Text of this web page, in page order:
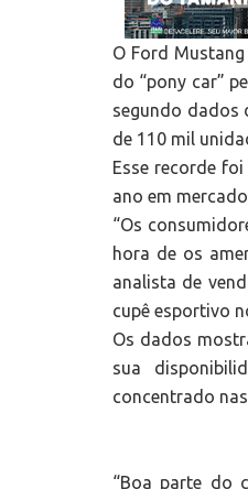
O Ford
do “pony car”
segundo dados
de 110 mil
Esse recorde
ano em
“Os
hora de os
analista de
cupê esportivo
Os dados
sua
concentrado
“Boa parte do